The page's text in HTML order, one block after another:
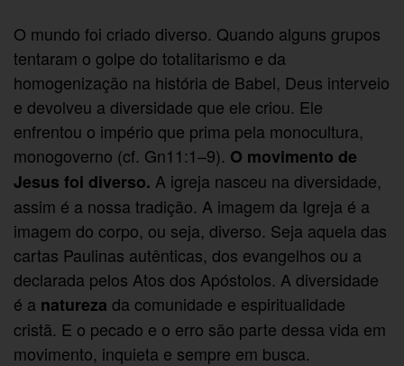
O mundo foi criado diverso. Quando alguns grupos
tentaram o golpe do totalitarismo e da
homogenização na história de Babel, Deus interveio
e devolveu a diversidade que ele criou. Ele
enfrentou o império que prima pela monocultura,
monogoverno (cf. Gn11:1–9). O movimento de
Jesus foi diverso. A igreja nasceu na diversidade,
assim é a nossa tradição. A imagem da Igreja é a
imagem do corpo, ou seja, diverso. Seja aquela das
cartas Paulinas autênticas, dos evangelhos ou a
declarada pelos Atos dos Apóstolos. A diversidade
é a natureza da comunidade e espiritualidade
cristã. E o pecado e o erro são parte dessa vida em
movimento, inquieta e sempre em busca.